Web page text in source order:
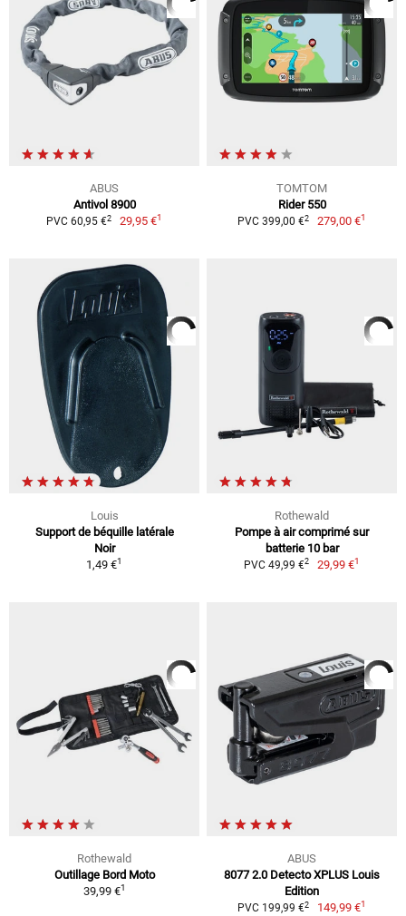
ABUS
Antivol 8900
PVC 60,95 €2 29,95 €1
TOMTOM
Rider 550
PVC 399,00 €2 279,00 €1
Louis
Support de béquille latérale
Noir
1,49 €1
Rothewald
Pompe à air comprimé sur
batterie 10 bar
PVC 49,99 €2 29,99 €1
Rothewald
Outillage Bord Moto
39,99 €1
ABUS
8077 2.0 Detecto XPLUS Louis
Edition
PVC 199,99 €2 149,99 €1